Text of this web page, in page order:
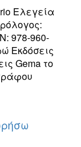
Ελεγεία
978-960-
Εκδόσεις
Gema το